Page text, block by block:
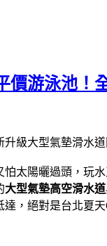
價游泳池！
太陽曬過頭，玩
大型氣墊高空滑水道
，絕對是台北夏天